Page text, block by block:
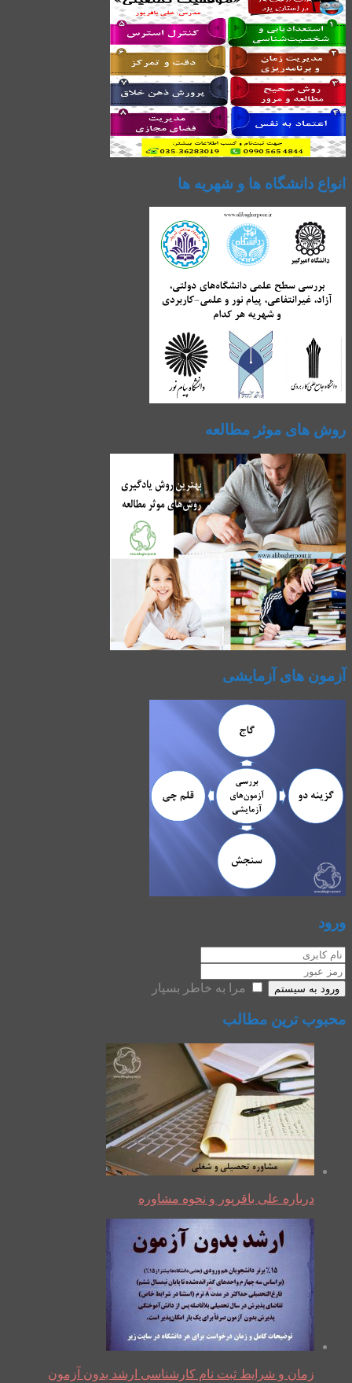
انواع دانشگاه ها و شهریه ها
روش های موثر مطالعه
آزمون های آزمایشی
ورود
ورود به سیستم مرا به خاطر بسپار
محبوب ترین مطالب
درباره علی باقرپور و نحوه مشاوره
زمان و شرایط ثبت نام کارشناسی ارشد بدون آزمون